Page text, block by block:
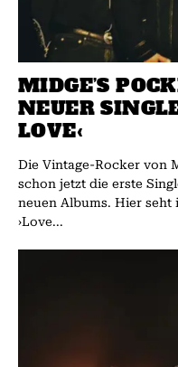
MIDGE’S
NEUER
LOVE‹
Die Vintage-Rocker von
schon jetzt die erste
neuen Albums. Hier seht
›Love...